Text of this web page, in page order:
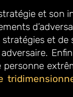
et son
stratégies et de